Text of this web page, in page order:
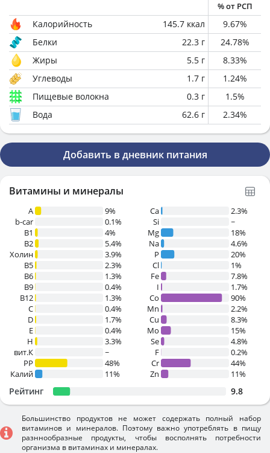
% от РСП
Калорийность 145.7 ккал 9.67%
Белки
22.3 г 24.78%
Жиры
5.5 г 8.33%
Углеводы
1.7 г 1.24%
Пищевые волокна
0.3 г 1.5%
Вода
62.6 г 2.34%
Добавить в дневник питания
Витамины и минералы
A
9%
b-car
0.1%
В1
4%
B2
5.4%
Холин
3.9%
B5
2.3%
B6
1.3%
B9
0.4%
B12
1.3%
C
0.4%
D
1.7%
E
0.4%
H
3.3%
вит.К
~
PP
48%
Калий
11%
Ca
2.3%
Si
~
Mg
18%
Na
4.6%
P
20%
Cl
1%
Fe
7.8%
I
1.7%
Co
90%
Mn
2.2%
Cu
8.3%
Mo
15%
Se
4.8%
F
0.2%
Cr
44%
Zn
11%
Рейтинг 9.8
Большинство продуктов не может содержать полный набор
витаминов и минералов. Поэтому важно употреблять в пищу
разннообразные продукты, чтобы восполнять потребности
организма в витаминах и минералах.